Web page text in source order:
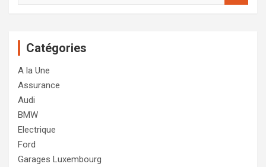
Catégories
A la Une
Assurance
Audi
BMW
Electrique
Ford
Garages Luxembourg